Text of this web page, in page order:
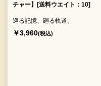
チャー】[送料ウエイト：10]
巡る記憶、廻る軌道。
￥3,960(税込)